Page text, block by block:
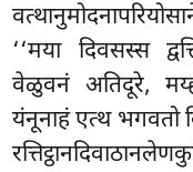
‘‘मया दिवसस्स
वेळुवनं अतिदूरे,
यंनूनाहं एत्थ भगवतो